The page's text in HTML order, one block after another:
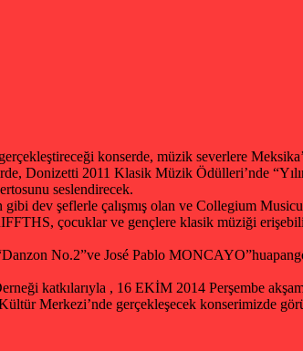
konserde, müzik severlere
Donizetti 2011 Klasik Müzik Ödülleri’nde
seslendirecek.
dev şeflerle çalışmış olan ve Collegium
çocuklar ve gençlere klasik müziği
No.2”ve José Pablo
katkılarıyla , 16 EKİM 2014 Perşembe
Merkezi’nde gerçekleşecek konserimizde